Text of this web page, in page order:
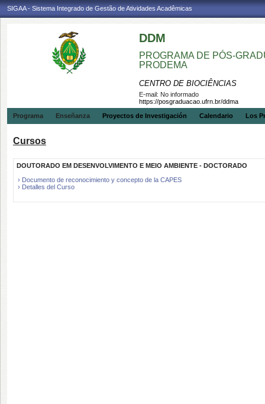
SIGAA - Sistema Integrado de Gestão de Atividades Acadêmicas
DDM
PROGRAMA DE PÓS-
PRODEMA
CENTRO DE BIOCIÊNCIAS
E-mail: No informado
https://posgraduacao.ufrn.br/ddma
Programa
Enseñanza Proyectos de Investigación Calendario Los
Cursos
DOUTORADO EM DESENVOLVIMENTO E MEIO AMBIENTE - DOCTORADO
› Documento de reconocimiento y concepto de la CAPES
› Detalles del Curso